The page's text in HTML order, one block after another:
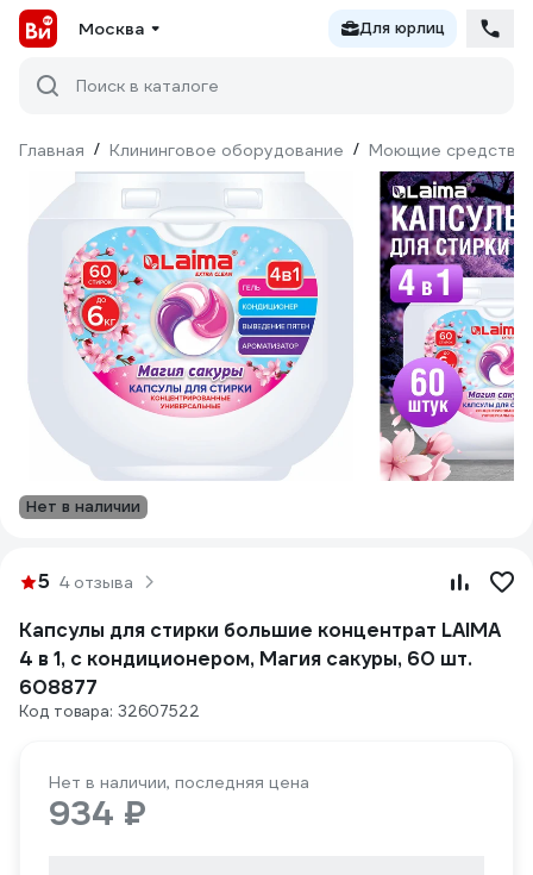
Москва Для юрлиц
Поиск в каталоге
Главная / Клининговое оборудование / Моющие средства
Нет в наличии
5 4 отзыва
Капсулы для стирки большие концентрат LAIMA
4 в 1, с кондиционером, Магия сакуры, 60 шт.
608877
Код товара: 32607522
Нет в наличии, последняя цена
934 ₽